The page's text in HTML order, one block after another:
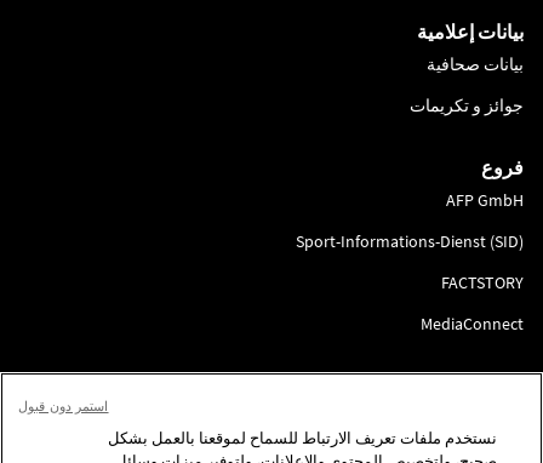
بيانات إعلامية
بيانات صحافية
جوائز و تكريمات
فروع
AFP GmbH
Sport-Informations-Dienst (SID)
FACTSTORY
MediaConnect
نستخدم ملفات تعريف الارتباط للسماح لموقعنا بالعمل بشكل
استمر دون قبول